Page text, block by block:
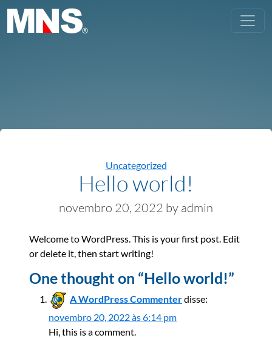
Categories
Uncategorized
Hello world!
novembro 20, 2022 by admin
Welcome to WordPress. This is your first post. Edit
or delete it, then start writing!
One thought on “Hello world!”
A WordPress Commenterdisse:
novembro 20, 2022 às 6:14 pm
Hi, this is a comment.